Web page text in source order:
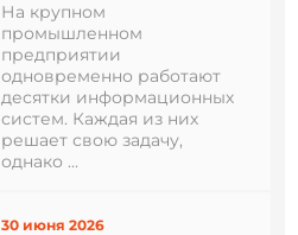
На крупном
промышленном
предприятии
одновременно работают
десятки информационных
систем. Каждая из них
решает свою задачу,
однако ...
30 июня 2026